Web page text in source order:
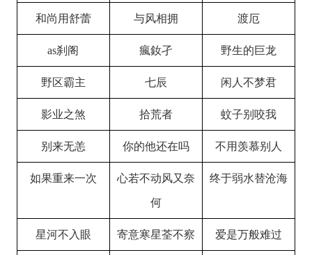
和尚用舒蕾 与风相拥 渡厄
as刹阁 瘋釹孑 野生的巨龙
野区霸主 七辰 闲人不梦君
影业之煞 拾荒者 蚊子别咬我
别来无恙 你的他还在吗 不用羡慕别人
如果重来一次 心若不动风又奈
何
终于弱水替沧海
星河不入眼 寄意寒星荃不察 爱是万般难过